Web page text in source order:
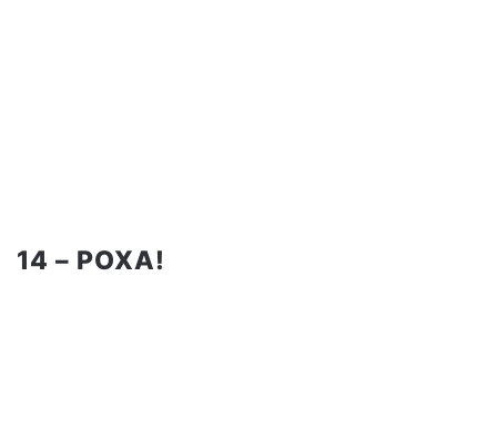
14 – POXA!